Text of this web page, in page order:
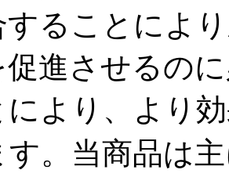
することによ
促進させるの
より、より
す。当商品は